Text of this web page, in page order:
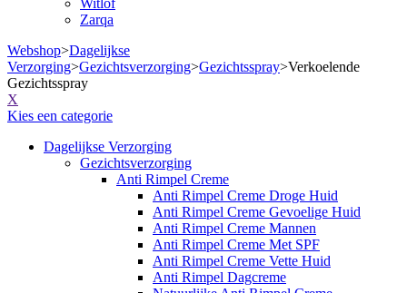
Witlof
Zarqa
Webshop>Dagelijkse
Verzorging>Gezichtsverzorging>Gezichtsspray>Verkoelende
Gezichtsspray
X
Kies een categorie
Dagelijkse Verzorging
Gezichtsverzorging
Anti Rimpel Creme
Anti Rimpel Creme Droge Huid
Anti Rimpel Creme Gevoelige Huid
Anti Rimpel Creme Mannen
Anti Rimpel Creme Met SPF
Anti Rimpel Creme Vette Huid
Anti Rimpel Dagcreme